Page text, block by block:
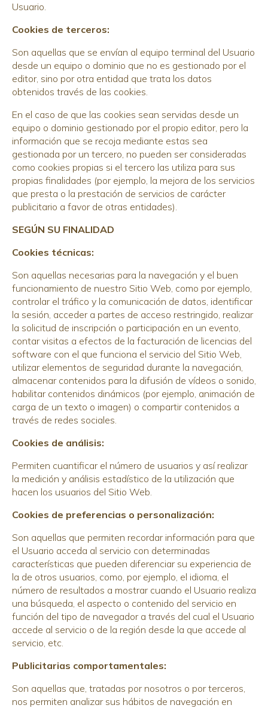
Usuario.
Cookies de terceros:
Son aquellas que se envían al equipo terminal del Usuario
desde un equipo o dominio que no es gestionado por el
editor, sino por otra entidad que trata los datos
obtenidos través de las cookies.
En el caso de que las cookies sean servidas desde un
equipo o dominio gestionado por el propio editor, pero la
información que se recoja mediante estas sea
gestionada por un tercero, no pueden ser consideradas
como cookies propias si el tercero las utiliza para sus
propias finalidades (por ejemplo, la mejora de los servicios
que presta o la prestación de servicios de carácter
publicitario a favor de otras entidades).
SEGÚN SU FINALIDAD
Cookies técnicas:
Son aquellas necesarias para la navegación y el buen
funcionamiento de nuestro Sitio Web, como por ejemplo,
controlar el tráfico y la comunicación de datos, identificar
la sesión, acceder a partes de acceso restringido, realizar
la solicitud de inscripción o participación en un evento,
contar visitas a efectos de la facturación de licencias del
software con el que funciona el servicio del Sitio Web,
utilizar elementos de seguridad durante la navegación,
almacenar contenidos para la difusión de vídeos o sonido,
habilitar contenidos dinámicos (por ejemplo, animación de
carga de un texto o imagen) o compartir contenidos a
través de redes sociales.
Cookies de análisis:
Permiten cuantificar el número de usuarios y así realizar
la medición y análisis estadístico de la utilización que
hacen los usuarios del Sitio Web.
Cookies de preferencias o personalización:
Son aquellas que permiten recordar información para que
el Usuario acceda al servicio con determinadas
características que pueden diferenciar su experiencia de
la de otros usuarios, como, por ejemplo, el idioma, el
número de resultados a mostrar cuando el Usuario realiza
una búsqueda, el aspecto o contenido del servicio en
función del tipo de navegador a través del cual el Usuario
accede al servicio o de la región desde la que accede al
servicio, etc.
Publicitarias comportamentales:
Son aquellas que, tratadas por nosotros o por terceros,
nos permiten analizar sus hábitos de navegación en